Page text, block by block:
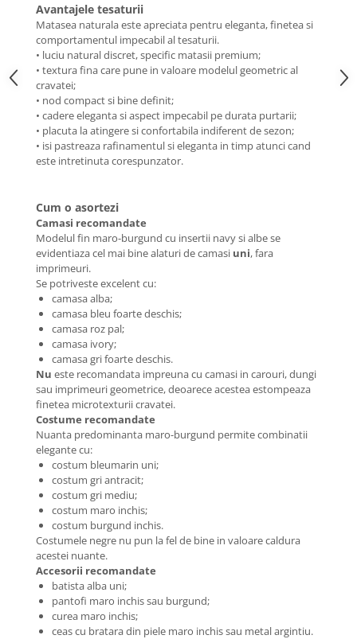
Avantajele tesaturii
Matasea naturala este apreciata pentru eleganta, finetea si
comportamentul impecabil al tesaturii.
• luciu natural discret, specific matasii premium;
• textura fina care pune in valoare modelul geometric al
cravatei;
• nod compact si bine definit;
• cadere eleganta si aspect impecabil pe durata purtarii;
• placuta la atingere si confortabila indiferent de sezon;
• isi pastreaza rafinamentul si eleganta in timp atunci cand
este intretinuta corespunzator.
Cum o asortezi
Camasi recomandate
Modelul fin maro-burgund cu insertii navy si albe se
evidentiaza cel mai bine alaturi de camasi uni, fara
imprimeuri.
Se potriveste excelent cu:
camasa alba;
camasa bleu foarte deschis;
camasa roz pal;
camasa ivory;
camasa gri foarte deschis.
Nu este recomandata impreuna cu camasi in carouri, dungi
sau imprimeuri geometrice, deoarece acestea estompeaza
finetea microtexturii cravatei.
Costume recomandate
Nuanta predominanta maro-burgund permite combinatii
elegante cu:
costum bleumarin uni;
costum gri antracit;
costum gri mediu;
costum maro inchis;
costum burgund inchis.
Costumele negre nu pun la fel de bine in valoare caldura
acestei nuante.
Accesorii recomandate
batista alba uni;
pantofi maro inchis sau burgund;
curea maro inchis;
ceas cu bratara din piele maro inchis sau metal argintiu.